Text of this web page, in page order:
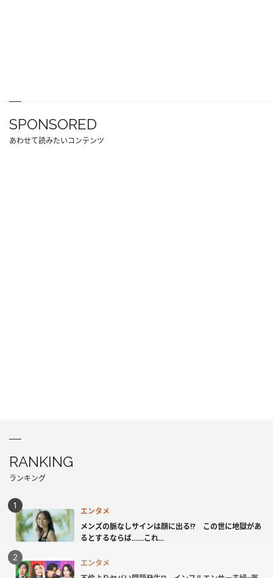
SPONSORED
あわせて読みたいコンテンツ
RANKING
ランキング
エンタメ
メンズの脈なしサインは顔に出る!? この世に地獄があ
るとするならば……これ...
エンタメ